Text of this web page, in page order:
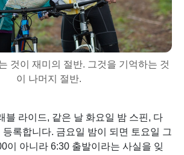
것이 재미의 절반. 그것을 기억하는 것
이 나머지 절반.
블 라이드, 같은 날 화요일 밤 스핀, 다
등록합니다. 금요일 밤이 되면 토요일 그
이 아니라 6:30 출발이라는 사실을 잊